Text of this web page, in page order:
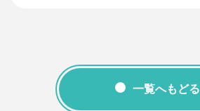
一覧へもどる